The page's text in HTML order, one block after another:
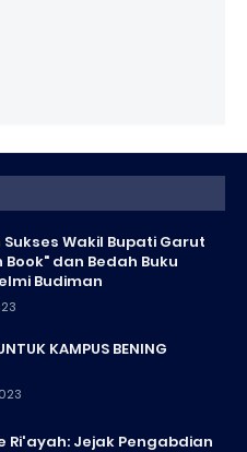
Wakil Bupati Garut
dan Bedah Buku
Budiman
KAMPUS BENING
Ri'ayah: Jejak Pengabdian